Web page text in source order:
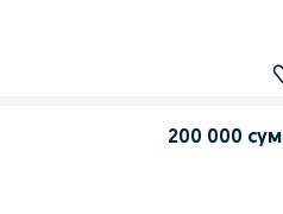
200 000 сум